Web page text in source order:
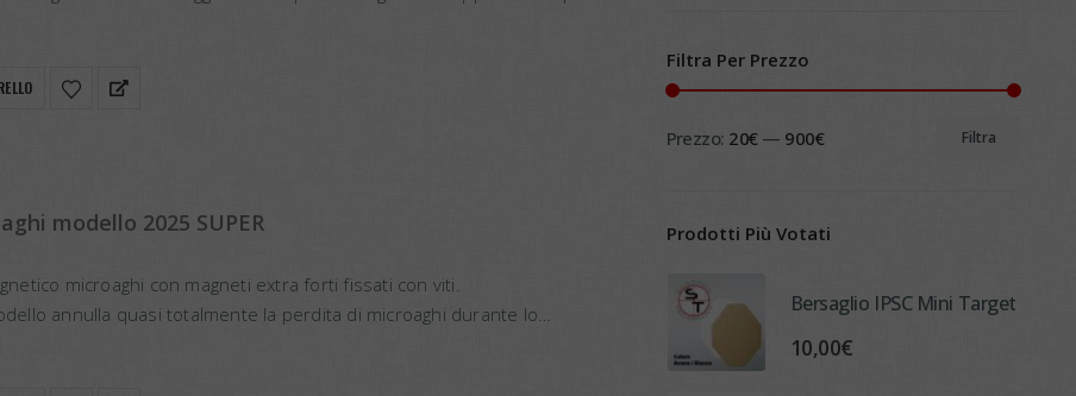
modello 2025 SUPER
microaghi con magneti extra forti fissati con viti.
annulla quasi totalmente la perdita di microaghi durante lo
Filtra Per Prezzo
Filtra
Prezzo: 20€— 900€
Prodotti Più Votati
Bersaglio IPSC Mini Target
10,00€